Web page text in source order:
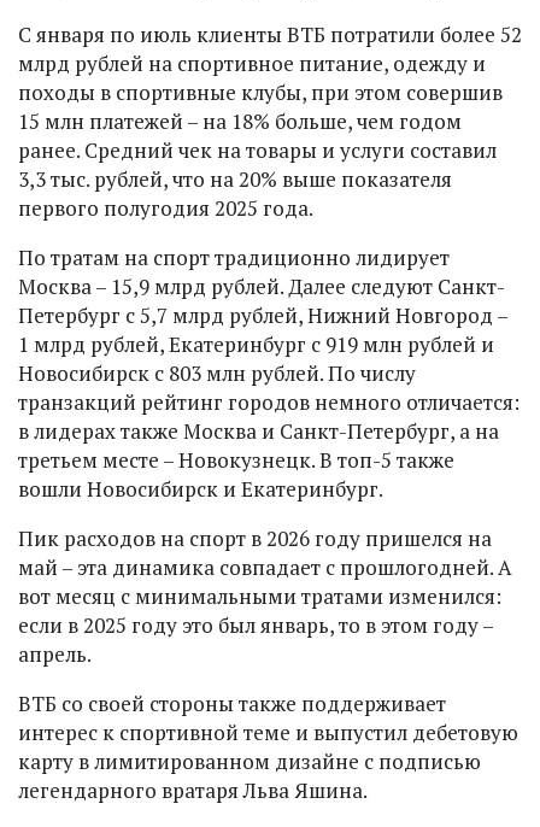
С января по июль клиенты ВТБ потратили более 52
млрд рублей на спортивное питание, одежду и
походы в спортивные клубы, при этом совершив
15 млн платежей – на 18% больше, чем годом
ранее. Средний чек на товары и услуги составил
3,3 тыс. рублей, что на 20% выше показателя
первого полугодия 2025 года.
По тратам на спорт традиционно лидирует
Москва – 15,9 млрд рублей. Далее следуют Санкт-
Петербург с 5,7 млрд рублей, Нижний Новгород –
1 млрд рублей, Екатеринбург с 919 млн рублей и
Новосибирск с 803 млн рублей. По числу
транзакций рейтинг городов немного отличается:
в лидерах также Москва и Санкт-Петербург, а на
третьем месте – Новокузнецк. В топ-5 также
вошли Новосибирск и Екатеринбург.
Пик расходов на спорт в 2026 году пришелся на
май – эта динамика совпадает с прошлогодней. А
вот месяц с минимальными тратами изменился:
если в 2025 году это был январь, то в этом году –
апрель.
ВТБ со своей стороны также поддерживает
интерес к спортивной теме и выпустил дебетовую
карту в лимитированном дизайне с подписью
легендарного вратаря Льва Яшина.